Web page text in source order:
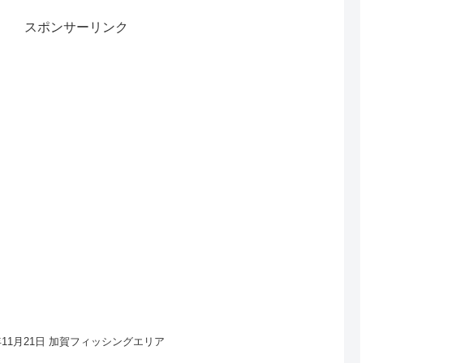
スポンサーリンク
月21日 加賀フィッシングエリア